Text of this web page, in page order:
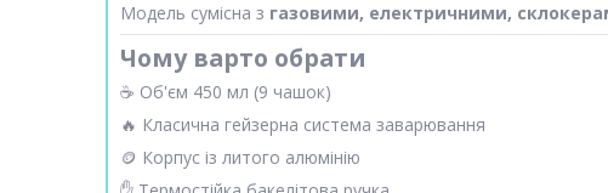
Модель сумісна з газовими, електричними,
Чому варто обрати
☕ Об'єм 450 мл (9 чашок)
🔥 Класична гейзерна система заварювання
🪙 Корпус із литого алюмінію